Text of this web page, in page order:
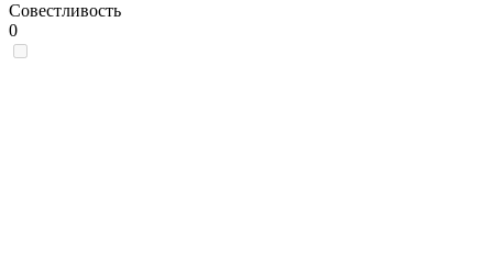
Совестливость
0